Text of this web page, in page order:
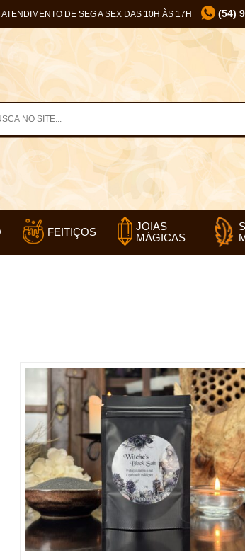
ATENDIMENTO DE SEG A SEX DAS 10H ÀS 17H (54)
FEITIÇOS
JOIAS
MÁGICAS